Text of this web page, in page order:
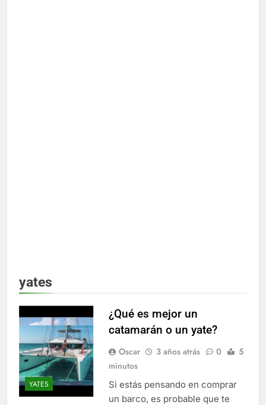
yates
YATES
¿Qué es mejor un
catamarán o un yate?
Oscar 3 años atrás 0
5
minutos
Si estás pensando en comprar
un barco, es probable que te